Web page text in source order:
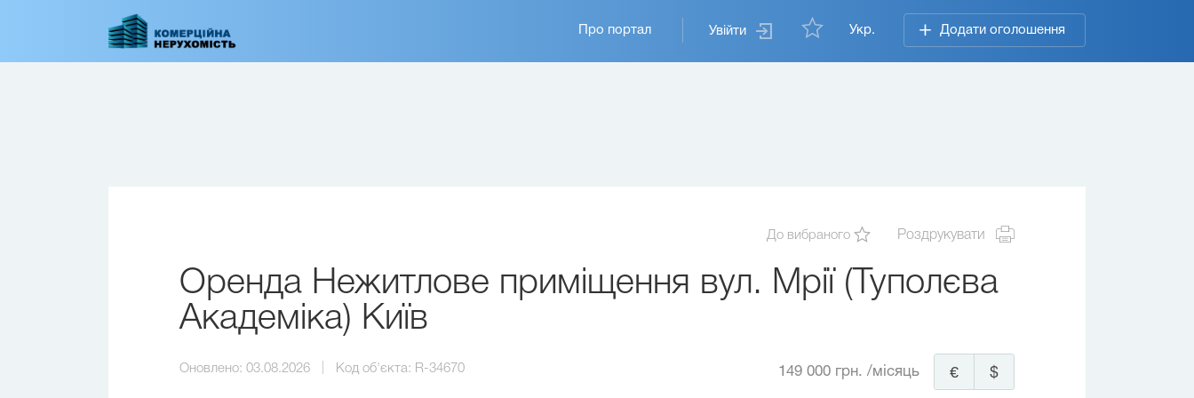
Увійти Укр. Додати оголошення
Основная
навигация
Про портал
До вибраного Роздрукувати
Оренда Нежитлове приміщення вул. Мрії (Туполєва
Академіка) Київ
Оновлено: 03.08.2026 Код об'єкта: R-34670 149 000 грн. /місяць $
€